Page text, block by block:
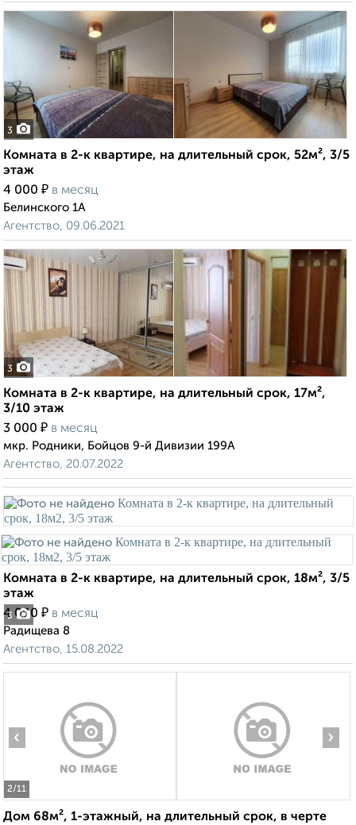
3
Комната в 2-к квартире, на длительный срок, 52м², 3/5
этаж
4 000 ₽ в месяц
Белинского 1А
Агентство, 09.06.2021
3
Комната в 2-к квартире, на длительный срок, 17м²,
3/10 этаж
3 000 ₽ в месяц
мкр. Родники, Бойцов 9-й Дивизии 199А
Агентство, 20.07.2022
3
Комната в 2-к квартире, на длительный срок, 18м², 3/5
этаж
4 000 ₽ в месяц
Радищева 8
Агентство, 15.08.2022
2/11
‹ ›
Дом 68м², 1-этажный, на длительный срок, в черте